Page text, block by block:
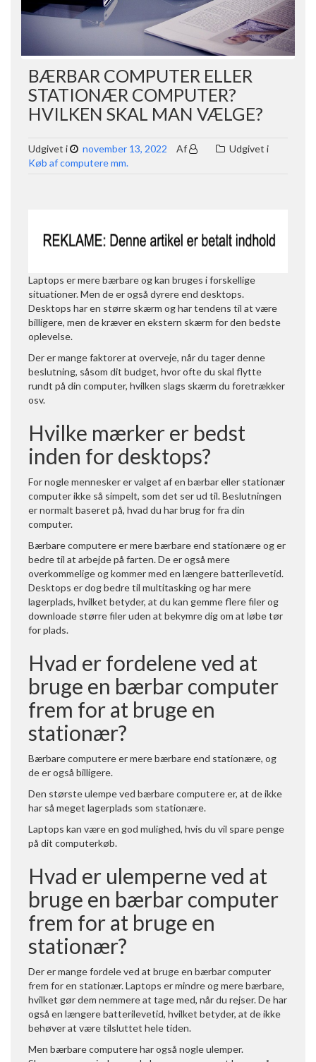
BÆRBAR COMPUTER ELLER
STATIONÆR COMPUTER?
HVILKEN SKAL MAN VÆLGE?
Udgivet i november 13, 2022 Af
Udgivet i
Køb af computere mm.
Laptops er mere bærbare og kan bruges i forskellige
situationer. Men de er også dyrere end desktops.
Desktops har en større skærm og har tendens til at være
billigere, men de kræver en ekstern skærm for den bedste
oplevelse.
Der er mange faktorer at overveje, når du tager denne
beslutning, såsom dit budget, hvor ofte du skal flytte
rundt på din computer, hvilken slags skærm du foretrækker
osv.
Hvilke mærker er bedst
inden for desktops?
For nogle mennesker er valget af en bærbar eller stationær
computer ikke så simpelt, som det ser ud til. Beslutningen
er normalt baseret på, hvad du har brug for fra din
computer.
Bærbare computere er mere bærbare end stationære og er
bedre til at arbejde på farten. De er også mere
overkommelige og kommer med en længere batterilevetid.
Desktops er dog bedre til multitasking og har mere
lagerplads, hvilket betyder, at du kan gemme flere filer og
downloade større filer uden at bekymre dig om at løbe tør
for plads.
Hvad er fordelene ved at
bruge en bærbar computer
frem for at bruge en
stationær?
Bærbare computere er mere bærbare end stationære, og
de er også billigere.
Den største ulempe ved bærbare computere er, at de ikke
har så meget lagerplads som stationære.
Laptops kan være en god mulighed, hvis du vil spare penge
på dit computerkøb.
Hvad er ulemperne ved at
bruge en bærbar computer
frem for at bruge en
stationær?
Der er mange fordele ved at bruge en bærbar computer
frem for en stationær. Laptops er mindre og mere bærbare,
hvilket gør dem nemmere at tage med, når du rejser. De har
også en længere batterilevetid, hvilket betyder, at de ikke
behøver at være tilsluttet hele tiden.
Men bærbare computere har også nogle ulemper.